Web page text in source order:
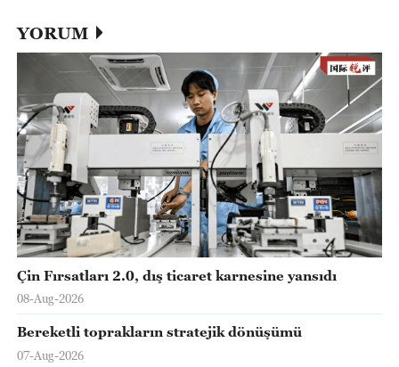
YORUM
Çin Fırsatları 2.0, dış ticaret karnesine yansıdı
08-Aug-2026
Bereketli toprakların stratejik dönüşümü
07-Aug-2026